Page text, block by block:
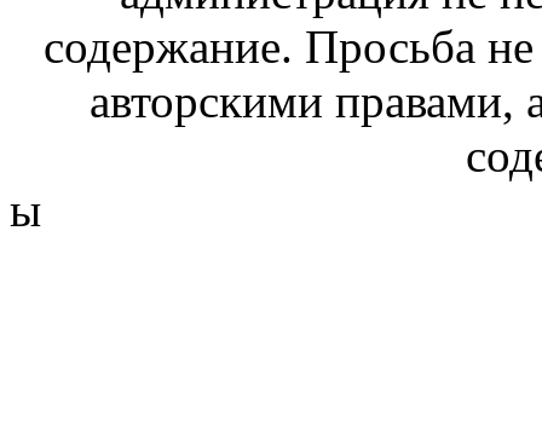
содержание. Просьба
авторскими правами,
ы